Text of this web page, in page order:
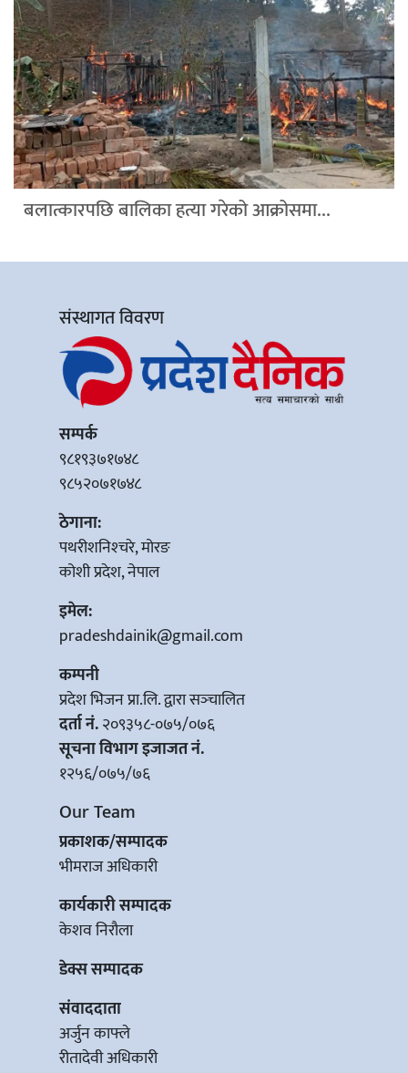
बलात्कारपछि बालिका हत्या गरेको आक्रोसमा...
संस्थागत विवरण
सम्पर्क
९८१९३७१७४८
९८५२०७१७४८
ठेगाना:
पथरीशनिश्‍चरे, मोरङ
कोशी प्रदेश, नेपाल
इमेल:
pradeshdainik@gmail.com
कम्पनी
प्रदेश भिजन प्रा.लि. द्वारा सञ्‍चालित
दर्ता नं.२०९३५८-०७५/०७६
सूचना विभाग इजाजत नं.
१२५६/०७५/७६
Our Team
प्रकाशक/सम्पादक
भीमराज अधिकारी
कार्यकारी सम्पादक
केशव निरौला
डेक्स सम्पादक
संवाददाता
अर्जुन काफ्ले
रीतादेवी अधिकारी